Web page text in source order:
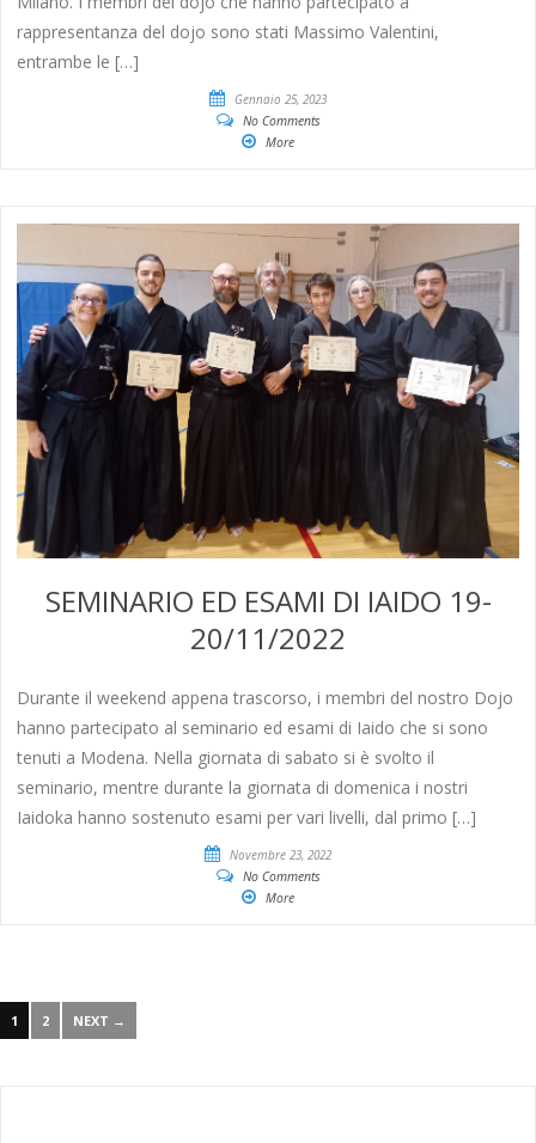
rappresentanza del dojo sono stati Massimo Valentini,
entrambe le […]
Gennaio 25, 2023
No Comments
More
SEMINARIO ED ESAMI DI IAIDO 19-
20/11/2022
Durante il weekend appena trascorso, i membri del nostro Dojo
hanno partecipato al seminario ed esami di Iaido che si sono
tenuti a Modena. Nella giornata di sabato si è svolto il
seminario, mentre durante la giornata di domenica i nostri
Iaidoka hanno sostenuto esami per vari livelli, dal primo […]
Novembre 23, 2022
No Comments
More
1 2 NEXT →